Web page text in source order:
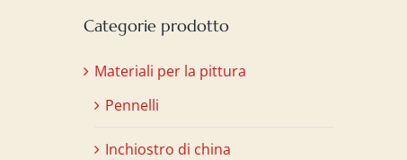
Categorie prodotto
Materiali per la pittura
Pennelli
Inchiostro di china